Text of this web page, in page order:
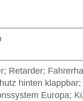
Retarder;
hinten klappbar;
Europa;